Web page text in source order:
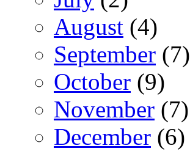
August (4)
September (7)
October (9)
November (7)
December (6)